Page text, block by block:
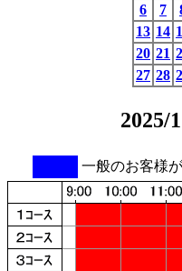
6
7
13 14
20 21
27 28
2025/
一般のお客様